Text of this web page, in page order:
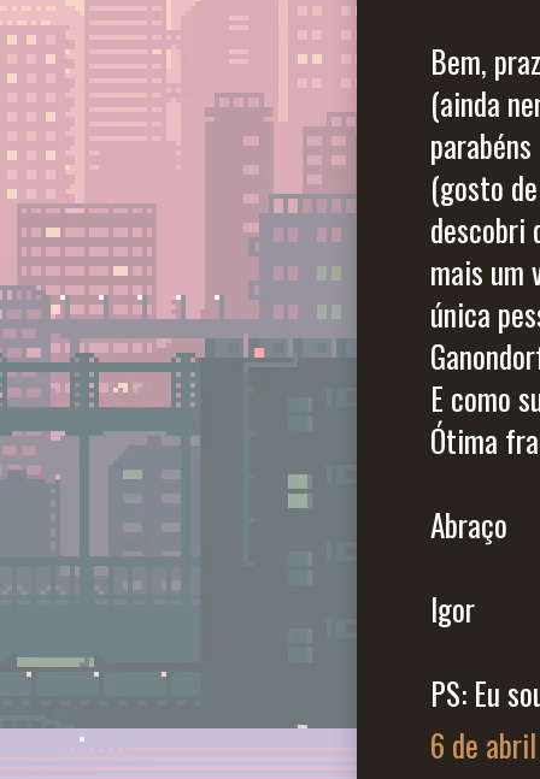
Bem,
(ainda
(gosto
descobri
mais um
única
E como
Ótima
Abraço
Igor
PS: Eu
6 de